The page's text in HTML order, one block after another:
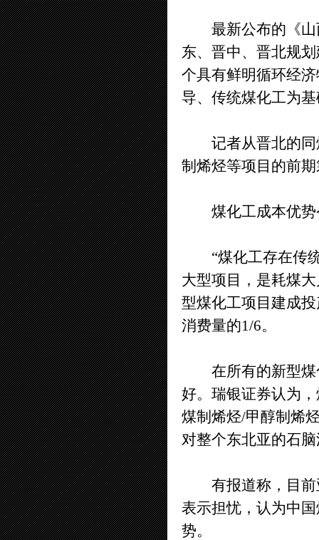
最新公布的《山
东、晋中、晋北规
个具有鲜明循环经
导、传统煤化工为
记者从晋北的同
制烯烃等项目的前
煤化工成本优势
“煤化工存在传统
大型项目，是耗煤
型煤化工项目建成
消费量的1/6。
在所有的新型煤
好。瑞银证券认为
煤制烯烃/甲醇制烯
对整个东北亚的石
有报道称，目前
表示担忧，认为中
势。